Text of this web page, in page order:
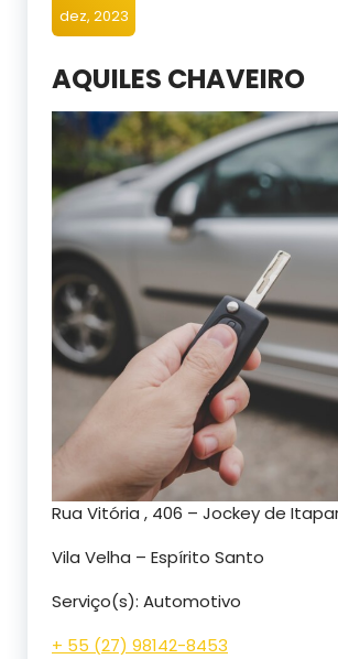
dez, 2023
AQUILES CHAVEIRO
Rua Vitória , 406 – Jockey de
Vila Velha – Espírito Santo
Serviço(s): Automotivo
+ 55 (27) 98142-8453